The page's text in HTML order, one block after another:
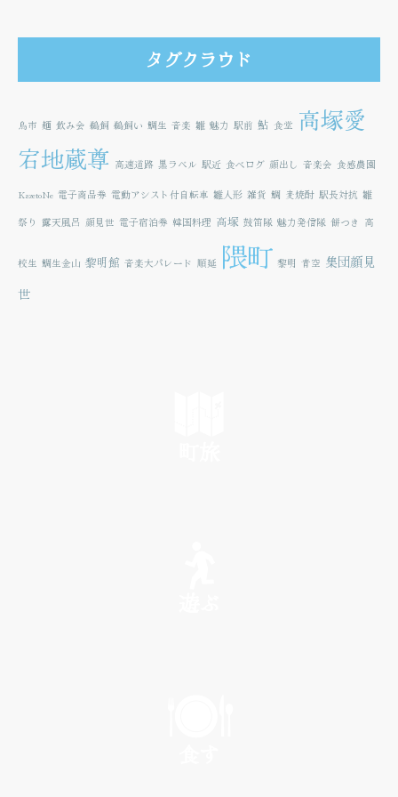
タグクラウド
鳥市 麺 飲み会 鵜飼 鵜飼い 鯛生 音楽 雛 魅力 駅前 鮎 食堂 高塚愛
宕地蔵尊 高速道路 黒ラベル 駅近 食べログ 顔出し 音楽会 食感農園
KazetoNe 電子商品券 電動アシスト付自転車 雛人形 雑貨 鯛 麦焼酎 駅長対抗 雛
祭り 露天風呂 顔見世 電子宿泊券 韓国料理 高塚 鼓笛隊 魅力発信隊 餅つき 高
校生 鯛生金山 黎明館 音楽大パレード 順延 隈町 黎明 青空 集団顔見
世